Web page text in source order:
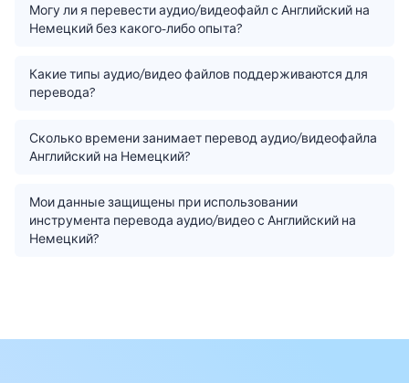
Могу ли я перевести аудио/видеофайл с Английский на
Немецкий без какого-либо опыта?
Какие типы аудио/видео файлов поддерживаются для
перевода?
Сколько времени занимает перевод аудио/видеофайла
Английский на Немецкий?
Мои данные защищены при использовании
инструмента перевода аудио/видео с Английский на
Немецкий?